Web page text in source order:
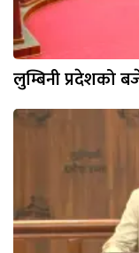
लुम्बिनी प्रदेशको